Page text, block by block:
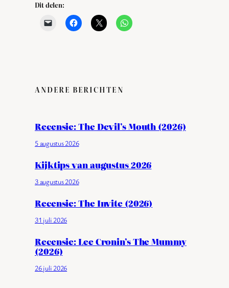
Dit delen:
ANDERE BERICHTEN
Recensie: The Devil’s Mouth (2026)
5 augustus 2026
Kijktips van augustus 2026
3 augustus 2026
Recensie: The Invite (2026)
31 juli 2026
Recensie: Lee Cronin’s The Mummy
(2026)
26 juli 2026